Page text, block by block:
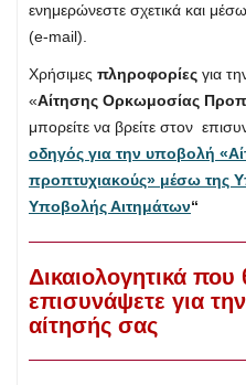
ενημερώνεστε σχετικά και
(e-mail).
Χρήσιμες πληροφορίες για
«Αίτησης Ορκωμοσίας
μπορείτε να βρείτε στον
οδηγός για την υποβολή
προπτυχιακούς» μέσω της
Υποβολής Αιτημάτων“
Δικαιολογητικά που
επισυνάψετε για
αίτησής σας